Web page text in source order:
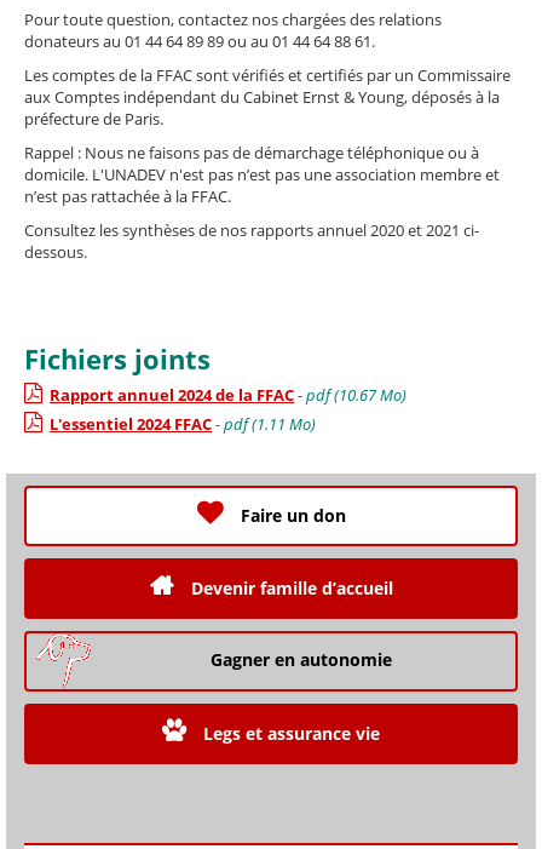
Pour toute question, contactez nos chargées des relations
donateurs au 01 44 64 89 89 ou au 01 44 64 88 61.
Les comptes de la FFAC sont vérifiés et certifiés par un Commissaire
aux Comptes indépendant du Cabinet Ernst & Young, déposés à la
préfecture de Paris.
Rappel : Nous ne faisons pas de démarchage téléphonique ou à
domicile. L'UNADEV n'est pas n’est pas une association membre et
n’est pas rattachée à la FFAC.
Consultez les synthèses de nos rapports annuel 2020 et 2021 ci-
dessous.
Fichiers joints
Rapport annuel 2024 de la FFAC- pdf (10.67 Mo)
L'essentiel 2024 FFAC- pdf (1.11 Mo)
Faire un don
Devenir famille d’accueil
Gagner en autonomie
Legs et assurance vie